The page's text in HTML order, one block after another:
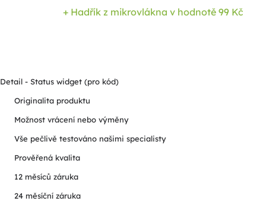
+ Hadřík z mikrovlákna v hodnotě 99 Kč
Detail - Status widget (pro kód)
Originalita produktu
Možnost vrácení nebo výměny
Vše pečlivě testováno našimi specialisty
Prověřená kvalita
12 měsíců záruka
24 měsíční záruka